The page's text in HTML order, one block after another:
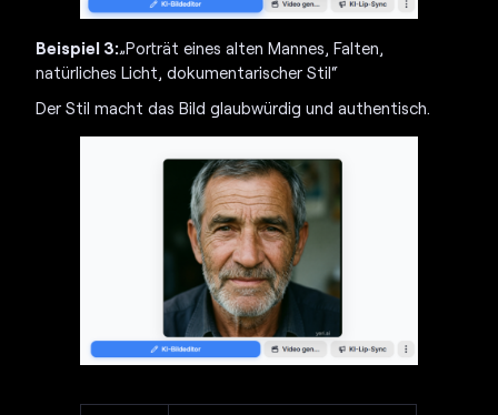
Beispiel 3:„Porträt eines alten Mannes, Falten,
natürliches Licht, dokumentarischer Stil“
Der Stil macht das Bild glaubwürdig und authentisch.